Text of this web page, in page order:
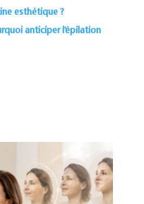
esthétique ?
anticiper l’épilation